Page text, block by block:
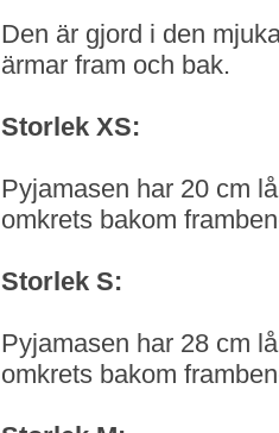
Den är gjord i den
ärmar fram och bak.
Storlek XS:
Pyjamasen har 20 cm
omkrets bakom
Storlek S:
Pyjamasen har 28 cm
omkrets bakom